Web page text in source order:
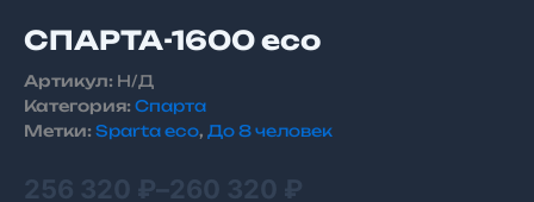
СПАРТА-1600 eco
Артикул: Н/Д
Категория: Спарта
Метки: Sparta eco, До 8 человек
256 320 ₽–260 320 ₽
Диапазон